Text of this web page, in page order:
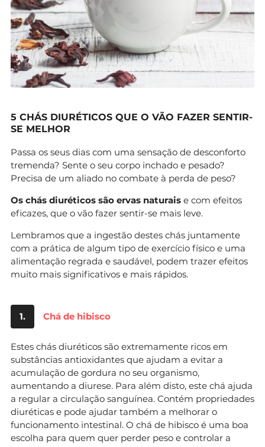
5 CHÁS DIURÉTICOS QUE O VÃO FAZER SENTIR-
SE MELHOR
Passa os seus dias com uma sensação de desconforto
tremenda? Sente o seu corpo inchado e pesado?
Precisa de um aliado no combate à perda de peso?
Os chás diuréticos são ervas naturais e com efeitos
eficazes, que o vão fazer sentir-se mais leve.
Lembramos que a ingestão destes chás juntamente
com a prática de algum tipo de exercício físico e uma
alimentação regrada e saudável, podem trazer efeitos
muito mais significativos e mais rápidos.
1. Chá de hibisco
Estes chás diuréticos são extremamente ricos em
substâncias antioxidantes que ajudam a evitar a
acumulação de gordura no seu organismo,
aumentando a diurese. Para além disto, este chá ajuda
a regular a circulação sanguínea. Contém propriedades
diuréticas e pode ajudar também a melhorar o
funcionamento intestinal. O chá de hibisco é uma boa
escolha para quem quer perder peso e controlar a